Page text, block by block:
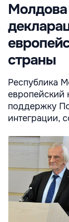
страны
Республика
европейский
поддержку
интеграции,